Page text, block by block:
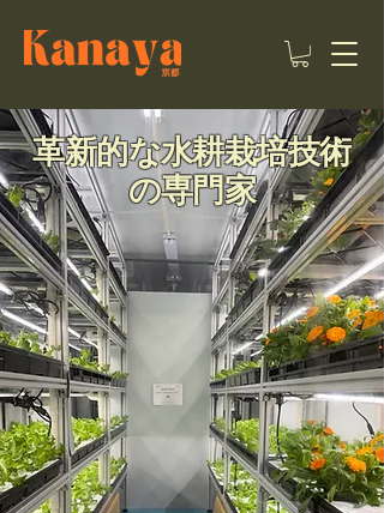
革新的な水耕栽培技術
の専門家